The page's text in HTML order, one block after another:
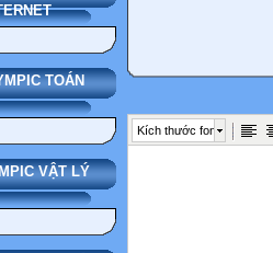
TOÁN
VẬT LÝ
Kích thước font